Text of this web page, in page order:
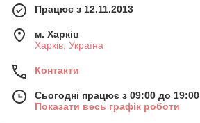
Працює з 12.11.2013
м. Харків
Харків, Україна
Контакти
Сьогодні працює з 09:00 до 19:00
Показати весь графік роботи